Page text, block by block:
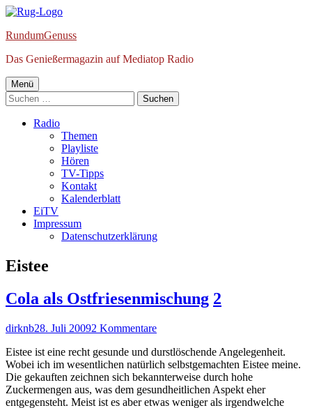
Springe
Inhalt
RundumGenuss
Das Genießermagazin auf Mediatop Radio
Primäres
Menü
Menü
Suchen
nach:
Radio
Themen
Playliste
Hören
TV-Tipps
Kontakt
Kalenderblatt
EiTV
Impressum
Datenschutzerklärung
Schlagwort:
Eistee
Cola als Ostfriesenmischung 2
Autor
dirknbVeröffentlicht
28. Juli 20092 Kommentarezu
als
Ostfriesenmischung
Eistee ist eine recht gesunde und durstlöschende Angelegenheit.
Wobei ich im wesentlichen natürlich selbstgemachten Eistee meine.
Die gekauften zeichnen sich bekannterweise durch hohe
Zuckermengen aus, was dem gesundheitlichen Aspekt eher
entgegensteht. Meist ist es aber etwas weniger als irgendwelche